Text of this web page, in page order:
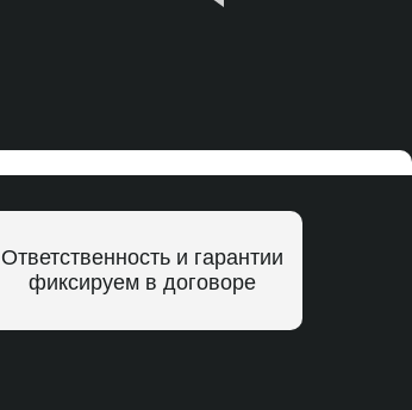
Ответственность и гарантии
фиксируем в договоре